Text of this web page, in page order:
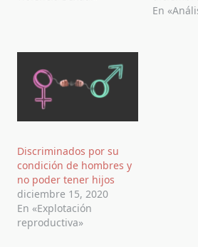
En
Discriminados por su
condición de hombres y
no poder tener hijos
diciembre 15, 2020
En «Explotación
reproductiva»